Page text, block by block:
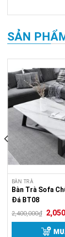
SẢN
BÀN TRÀ
Bàn Trà Sofa
Đá BT08
2,400,000₫